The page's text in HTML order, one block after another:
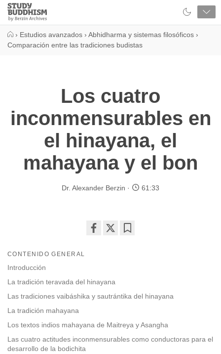
Close
Study
Buddhism
› Estudios avanzados › Abhidharma y sistemas filosóficos ›
Comparación entre las tradiciones budistas
Los cuatro
inconmensurables en
el hinayana, el
mahayana y el bon
Dr. Alexander Berzin 61:33
CONTENIDO GENERAL
Introducción
La tradición teravada del hinayana
Las tradiciones vaibáshika y sautrántika del hinayana
La tradición mahayana
Los textos indios mahayana de Maitreya y Asangha
Las cuatro actitudes inconmensurables como conductoras para el
desarrollo de la bodichita